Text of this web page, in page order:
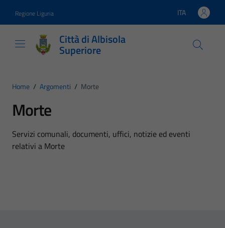
Regione Liguria Lingua attiva:
ITA
Città di Albisola
Superiore
Home / Argomenti / Morte
Morte
Dettagli dell'argomento
Servizi comunali, documenti, uffici, notizie ed eventi
relativi a Morte